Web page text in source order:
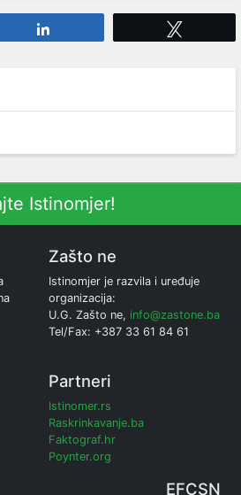
Istinomjer!
Zašto ne
Istinomjer je razvila i uređuje
organizacija:
U.G. Zašto ne, info@zastone.ba
Tel/Fax: +387 33 61 84 61
Partneri
Istinomer.rs
Raskrinkavanje.ba
Faktograf.hr
Poynter.org
EFCSN